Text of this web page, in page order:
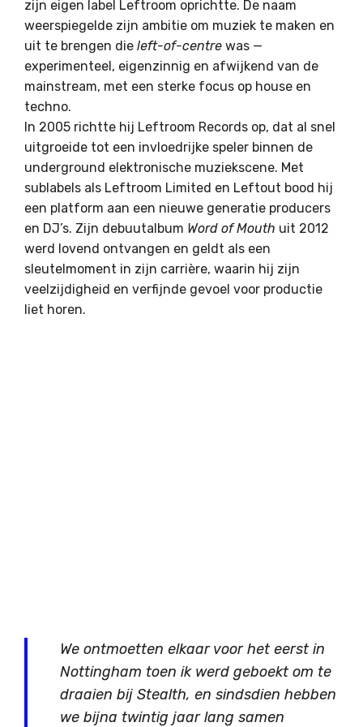
zijn eigen label Leftroom oprichtte. De naam
weerspiegelde zijn ambitie om muziek te maken en
uit te brengen die left-of-centre was —
experimenteel, eigenzinnig en afwijkend van de
mainstream, met een sterke focus op house en
techno.
In 2005 richtte hij Leftroom Records op, dat al snel
uitgroeide tot een invloedrijke speler binnen de
underground elektronische muziekscene. Met
sublabels als Leftroom Limited en Leftout bood hij
een platform aan een nieuwe generatie producers
en DJ’s. Zijn debuutalbum Word of Mouth uit 2012
werd lovend ontvangen en geldt als een
sleutelmoment in zijn carrière, waarin hij zijn
veelzijdigheid en verfijnde gevoel voor productie
liet horen.
We ontmoetten elkaar voor het eerst in
Nottingham toen ik werd geboekt om te
draaien bij Stealth, en sindsdien hebben
we bijna twintig jaar lang samen